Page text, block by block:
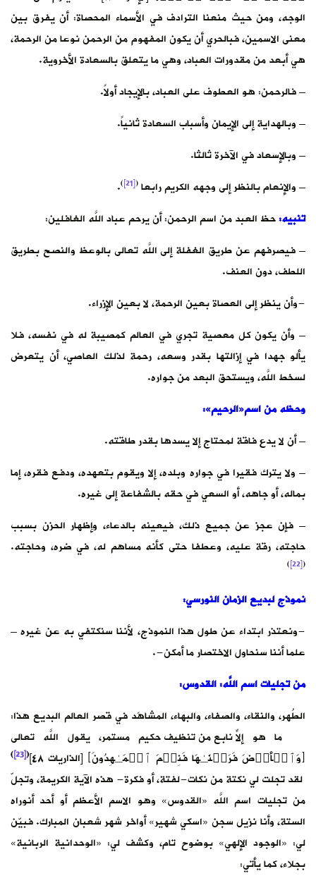
الوجه، ومن حيث منعنا الترادف في الأسماء المحصاة: أن يفرق بين
معنى الاسمين، فبالحري أن يكون المفهوم من الرحمن نوعا من الرحمة،
هي أبعد من مقدورات العباد، وهي ما يتعلق بالسعادة الأخروية.
– فالرحمن: هو العطوف على العباد، بالإيجاد أولاً.
– وبالهداية إلى الإيمان وأسباب السعادة ثانياً.
– وبالإسعاد في الآخرة ثالثا.
– والإنعام بالنظر إلى وجهه الكريم رابعا(
[21]
)
.
تنبيه:حظ العبد من اسم الرحمن: أن يرحم عباد اللَّه الغافلين:
– فيصرفهم عن طريق الغفلة إلى اللَّه تعالى بالوعظ والنصح بطريق
اللطف، دون العنف.
-وأن ينظر إلى العصاة بعين الرحمة، لا بعين الإزراء.
– وأن يكون كل معصية تجري في العالم كمصيبة له في نفسه، فلا
يألو جهدا في إزالتها بقدر وسعه، رحمة لذلك العاصي، أن يتعرض
لسخط اللَّه، ويستحق البعد من جواره.
وحظهمناسم«الرحيم»:
– أن لا يدع فاقة لمحتاج إلا يسدها بقدر طاقته.
– ولا يترك فقيرا في جواره وبلده، إلا ويقوم بتعهده، ودفع فقره، إما
بماله، أو جاهه، أو السعي في حقه بالشفاعة إلى غيره.
– فإن عجز عن جميع ذلك، فيعينه بالدعاء، وإظهار الحزن بسبب
حاجته، رقة عليه، وعطفا حتى كأنه مساهم له، في ضره، وحاجته.
(
[22]
)
نموذجلبديعالزمانالنورسي:
-ونعتذر ابتداء عن طول هذا النموذج، لأننا سنكتفي به عن غيره –
علما أننا سنحاول الاختصار ما أمكن-.
منتجلياتاسماللَّه:القدوس:
الطُهر، والنقاء، والصفاء، والبهاء، المشاهَد في قصر العالم البديع هذا:
ما هو إلاّ نابع من تنظيف حكيمٍ مستمر، يقول اللَّه تعالى
﴿وَٱلۡأَرۡضَ فَرَشۡنَـٰهَا فَنِعۡمَ ٱلۡمَـٰهِدُونَ﴾ [الذاريات ٤٨]
(
[23]
)
لقد تجلت لي نكتة من نكات-لفتة، أو فكرة- هذه الآية الكريمة، وتجلّ
من تجليات اسم اللَّه «القدوس» وهو الاسم الأعظم أو أحد أنوراه
الستة، وأنا نزيل سجن «اسكي شهير» أواخر شهر شعبان المبارك. فبيّن
لي: «الوجود الإلهي» بوضوح تام، وكشف لي: «الوحدانية الربانية»
بجلاء، كما يأتي: